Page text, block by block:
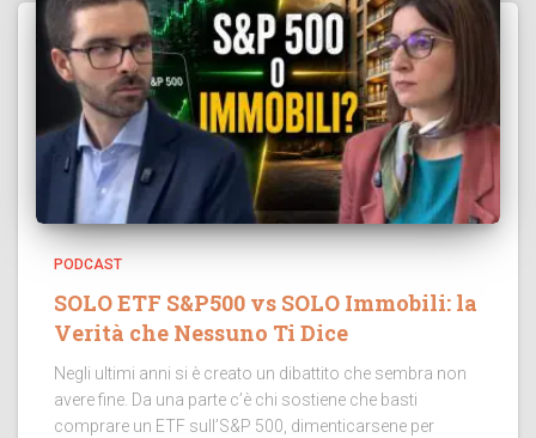
PODCAST
SOLO ETF S&P500 vs SOLO Immobili: la
Verità che Nessuno Ti Dice
Negli ultimi anni si è creato un dibattito che sembra non
avere fine. Da una parte c’è chi sostiene che basti
comprare un ETF sull’S&P 500, dimenticarsene per